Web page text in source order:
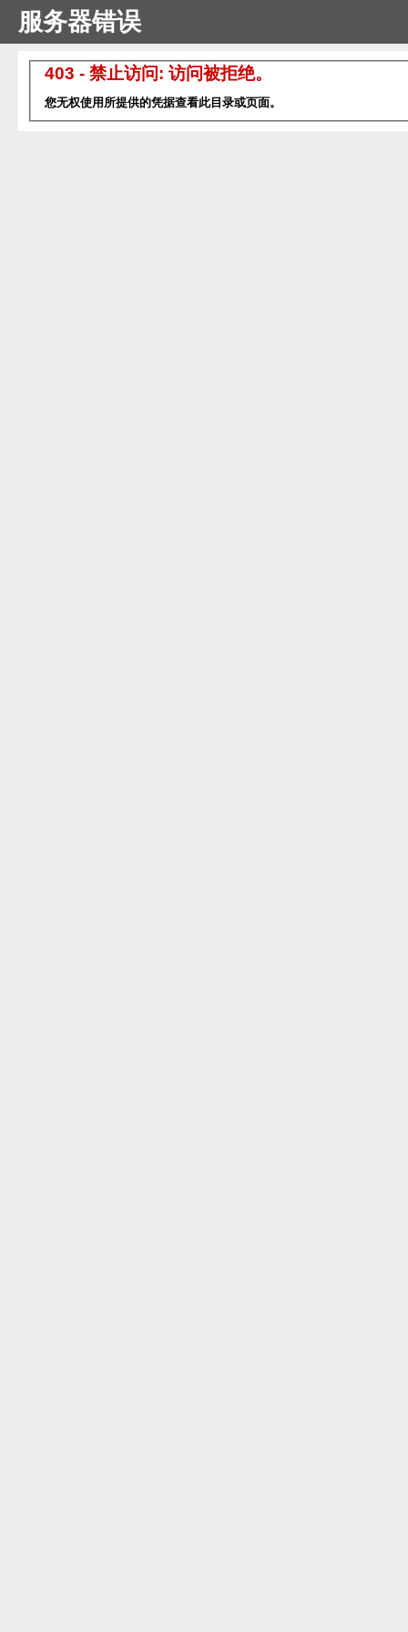
服务器错误
403 - 禁止访问: 访问被拒绝。
您无权使用所提供的凭据查看此目录或页面。